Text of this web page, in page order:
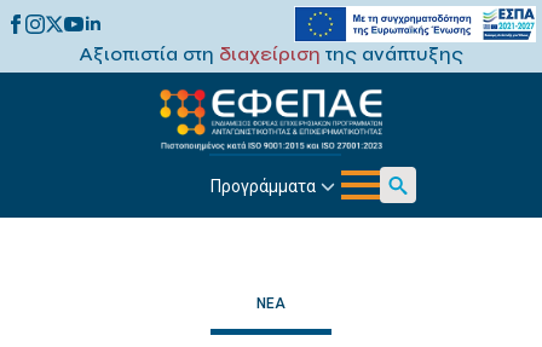
Αξιοπιστία στη διαχείριση της ανάπτυξης
Προγράμματα
Search
ΝΈΑ